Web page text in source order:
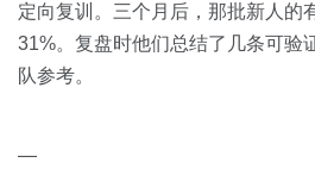
培训辅导
定向复训。三个月后，那批新人的
31%。复盘时他们总结了几条可验
队参考。
—